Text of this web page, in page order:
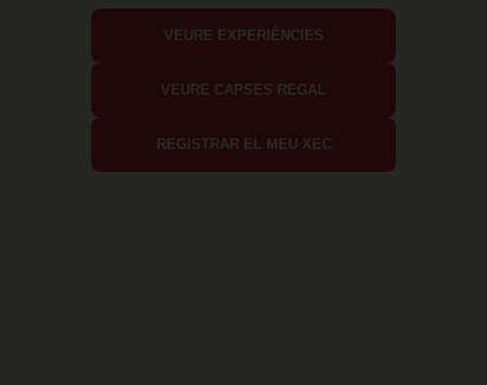
VEURE EXPERIÈNCIES
VEURE CAPSES REGAL
REGISTRAR EL MEU XEC